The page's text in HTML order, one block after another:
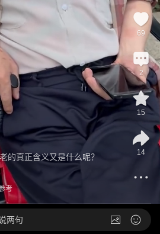
的真正含义又是什么呢？
考
69
2
15
14
两句